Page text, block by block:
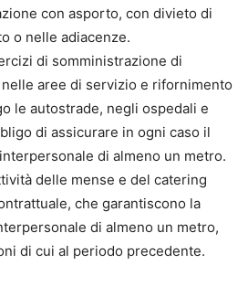
con asporto, con divieto di
o nelle adiacenze.
di somministrazione di
aree di servizio e rifornimento
le autostrade, negli ospedali e
di assicurare in ogni caso il
di almeno un metro.
delle mense e del catering
che garantiscono la
di almeno un metro,
di cui al periodo precedente.